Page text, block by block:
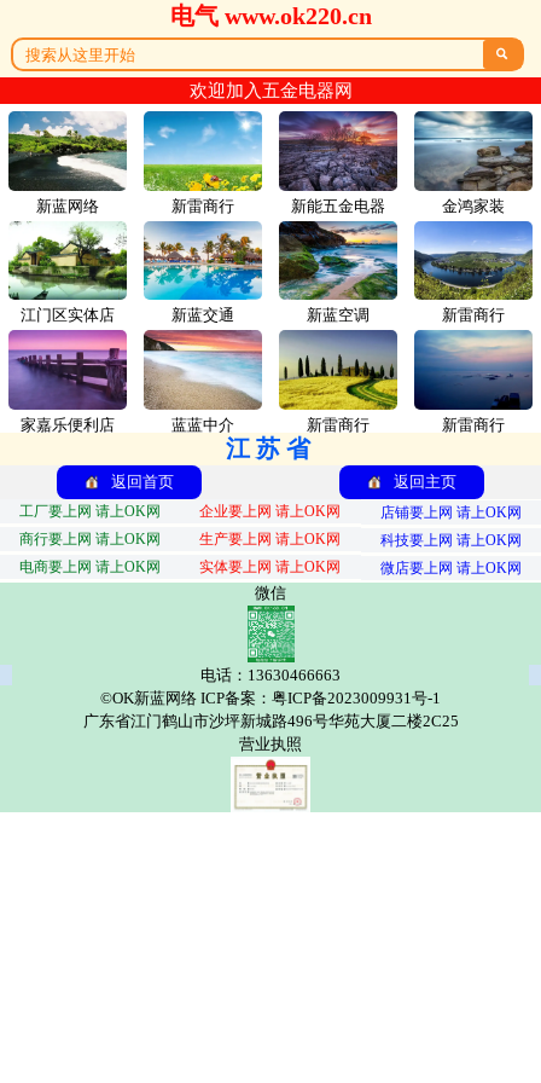
电气 www.ok220.cn

欢迎加入五金电器网
新蓝网络 新雷商行
江门区实体店 新蓝交通
家嘉乐便利店 蓝蓝中介
新能五金电器 金鸿家装
新蓝空调 新雷商行
新雷商行 新雷商行
江苏省
返回首页 返回主页
工厂要上网 请上OK网 企业要上网 请上OK网
店铺要上网 请上OK网
商行要上网 请上OK网
生产要上网 请上OK网
科技要上网 请上OK网
电商要上网 请上OK网
实体要上网 请上OK网 微店要上网 请上OK网
微信
电话：13630466663
©OK新蓝网络 ICP备案：粤ICP备2023009931号-1
广东省江门鹤山市沙坪新城路496号华苑大厦二楼2C25
营业执照